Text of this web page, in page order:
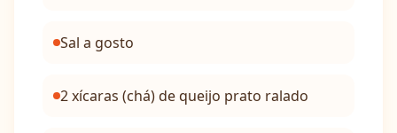
Sal a gosto
2 xícaras (chá) de queijo prato ralado